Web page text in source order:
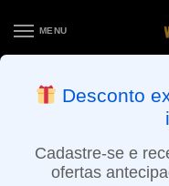
MENU
ENTREGA NO MESMO
0.30ohm
Desconto
Cadastre-se e
ofertas